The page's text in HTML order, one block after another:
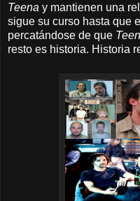
Teena y mantienen una
sigue su curso hasta que
percatándose de que
resto es historia. Historia